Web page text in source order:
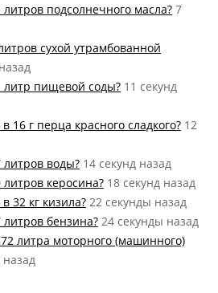
литров подсолнечного масла? 7
сухой утрамбованной
литр пищевой соды? 11 секунд
16 г перца красного сладкого? 12
литров воды? 14 секунд назад
литров керосина? 18 секунд назад
32 кг кизила? 22 секунды назад
литров бензина? 24 секунды назад
литра моторного (машинного)
назад